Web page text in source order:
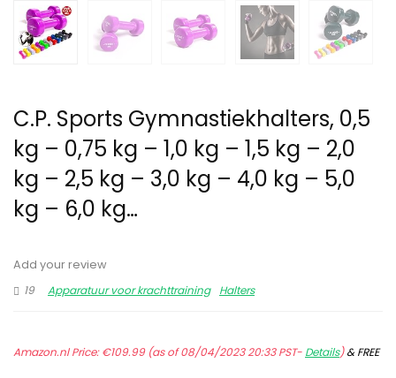
C.P. Sports Gymnastiekhalters, 0,5
kg – 0,75 kg – 1,0 kg – 1,5 kg – 2,0
kg – 2,5 kg – 3,0 kg – 4,0 kg – 5,0
kg – 6,0 kg…
Add your review
19
Apparatuur voor krachttraining Halters
Amazon.nl Price:€109.99(as of 08/04/2023 20:33 PST- Details)&FREE